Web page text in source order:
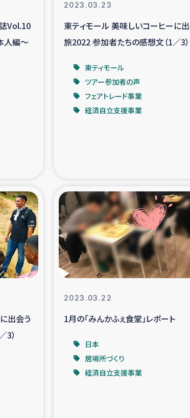
おける羊の畜産支援 ガ
ける被災住民への緊急支援 ガザ
生活改善による栄養改善事業
リア地震被災者支援
ヒー生産者支援 アイ
大規模爆発被災者支援
ストリー（カカオ）事業
Vol.10
人編～
2023.03.23
東ティモール 美味しいコーヒーに
旅2022 参加者たちの感想文（1／3）
東ティモール
ツアー参加者の声
フェアトレード事業
経済自立支援事業
出会う
）
2023.03.22
1月の「みんかふぇ食堂」レポート
日本
居場所づくり
経済自立支援事業